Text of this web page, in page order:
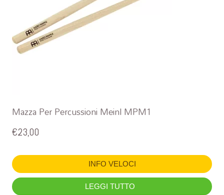
Mazza Per Percussioni Meinl MPM1
€23,00
INFO VELOCI
LEGGI TUTTO